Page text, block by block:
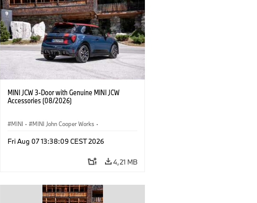
MINI JCW 3-Door with Genuine MINI JCW
Accessories (08/2026)
MINI · MINI John Cooper Works ·
Opcionális extrák, kiegészítők
Fri Aug 07 13:38:09 CEST 2026
4,21 MB